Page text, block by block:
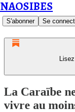
NAOSIBES
S'abonner Se
La Caraïbe
vivre au